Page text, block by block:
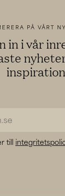
PÅ VÅRT
in i vår
till